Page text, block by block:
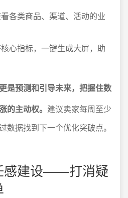
各类商品、渠道、活动的业
心指标，一键生成大屏，助
是预测和引导未来，把握住数
的主动权。 建议卖家每周至少
数据找到下一个优化突破点。
感建设——打消疑